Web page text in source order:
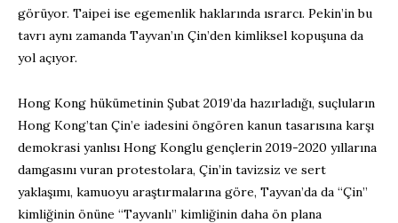
görüyor. Taipei ise egemenlik haklarında ısrarcı. Pekin’in bu
tavrı aynı zamanda Tayvan’ın Çin’den kimliksel kopuşuna da
yol açıyor.
Hong Kong hükümetinin Şubat 2019’da hazırladığı, suçluların
Hong Kong’tan Çin’e iadesini öngören kanun tasarısına karşı
demokrasi yanlısı Hong Konglu gençlerin 2019-2020 yıllarına
damgasını vuran protestolara, Çin’in tavizsiz ve sert
yaklaşımı, kamuoyu araştırmalarına göre, Tayvan’da da “Çin”
kimliğinin önüne “Tayvanlı” kimliğinin daha ön plana